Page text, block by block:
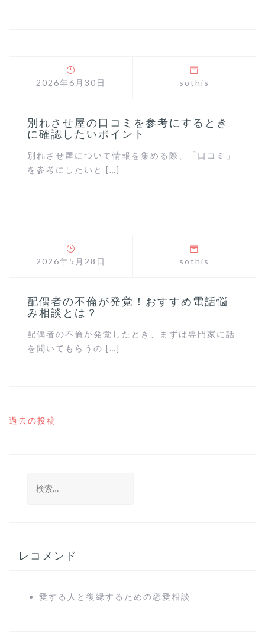
2026年6月30日 sothis
別れさせ屋の口コミを参考にするとき
に確認したいポイント
別れさせ屋について情報を集める際、「口コミ」
を参考にしたいと […]
2026年5月28日 sothis
配偶者の不倫が発覚！おすすめ電話悩
み相談とは？
配偶者の不倫が発覚したとき、まずは専門家に話
を聞いてもらうの […]
過去の投稿
索
レコメンド
愛する人と復縁するための恋愛相談